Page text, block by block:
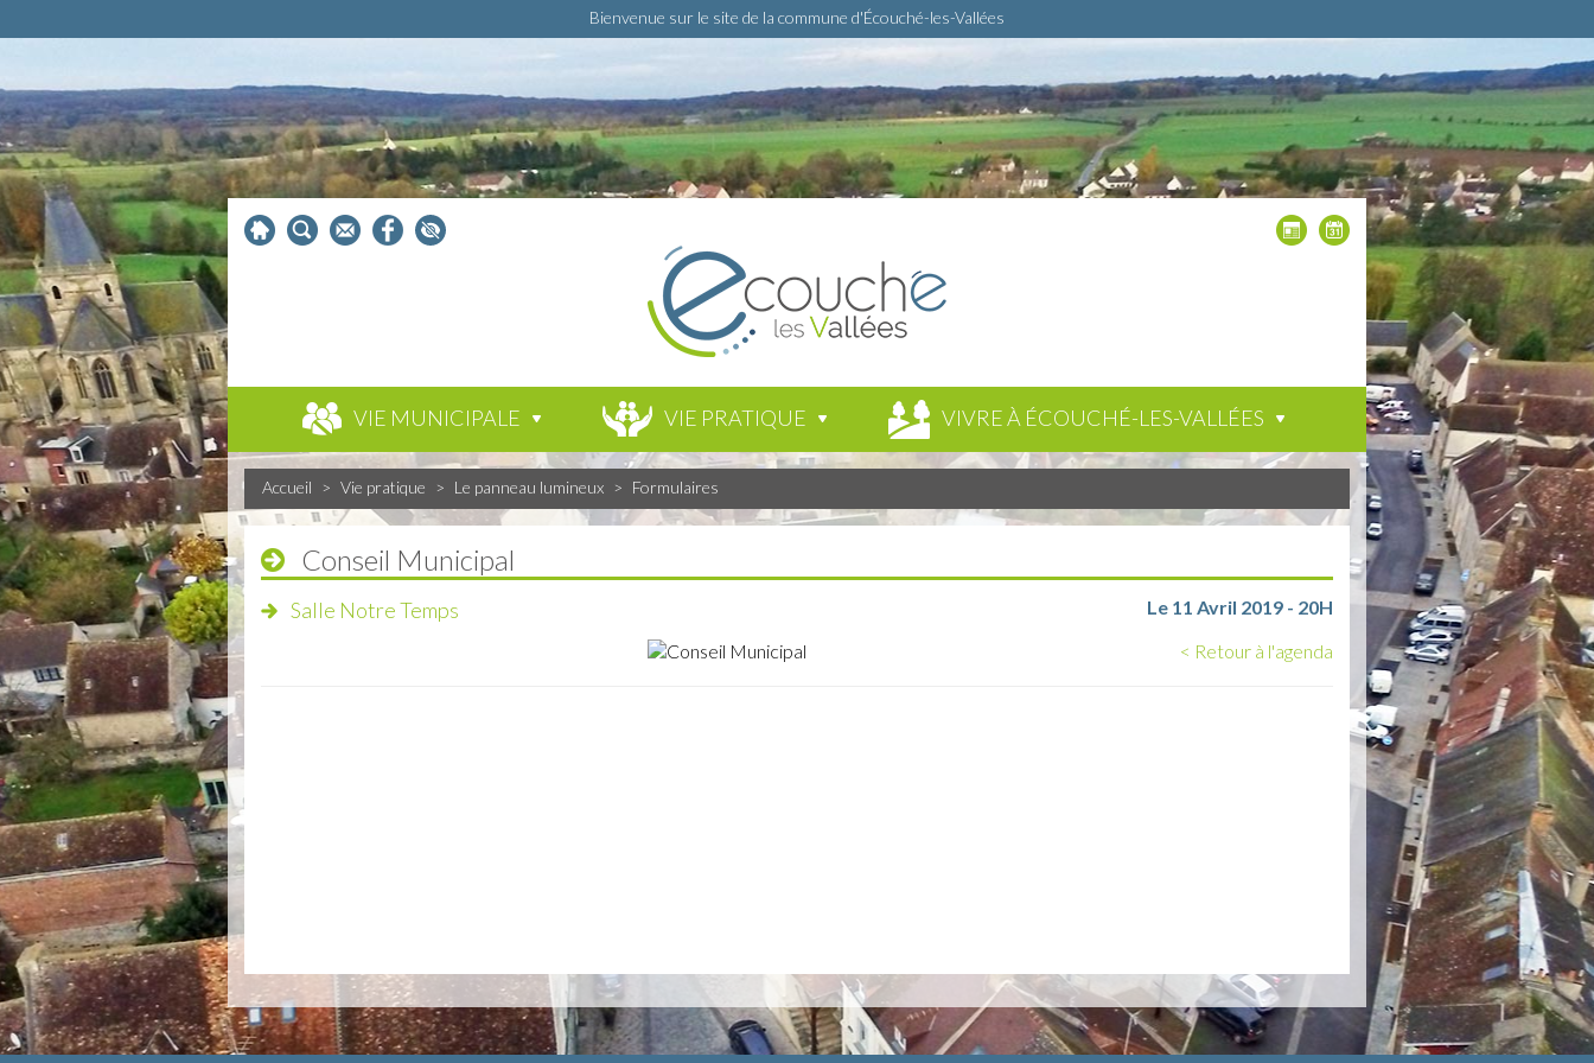
Bienvenue sur le site de la commune d'Écouché-les-Vallées
VIE MUNICIPALE VIE PRATIQUE VIVRE À ÉCOUCHÉ-LES-VALLÉES
Accueil > Vie pratique > Le panneau lumineux > Formulaires
Conseil Municipal
Salle Notre Temps
Le 11 Avril 2019 - 20H
< Retour à l'agenda